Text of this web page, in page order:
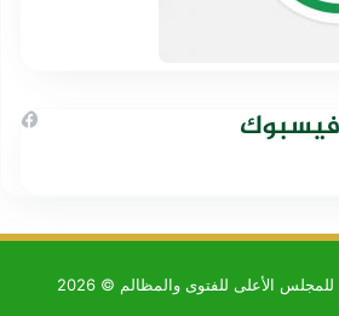
فيسبوك
الأعلى للفتوى والمظالم © 2026